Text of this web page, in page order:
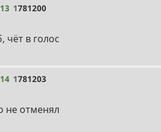
13 1781200
чёт в голос
14 1781203
не отменял